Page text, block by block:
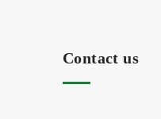
Contact us